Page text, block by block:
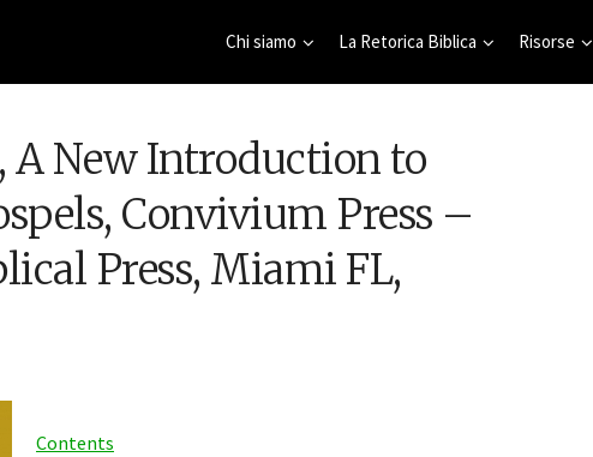
Chi siamo La Retorica Biblica Risorse
A New Introduction to
Convivium Press –
Press, Miami FL,
Contents